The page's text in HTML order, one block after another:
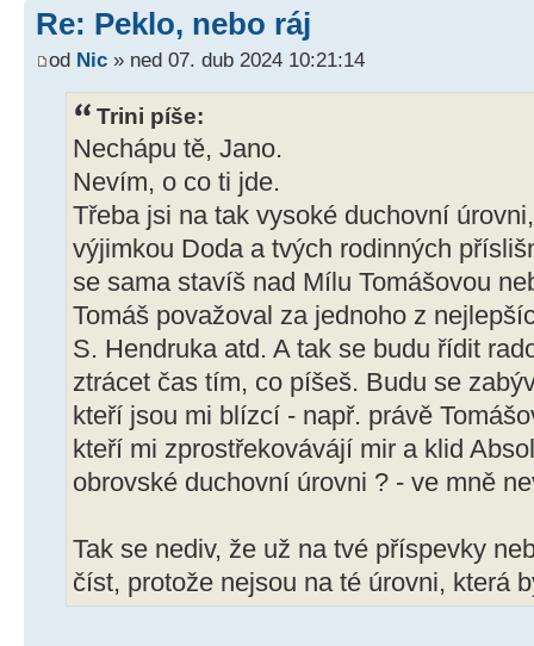
Re: Peklo, nebo ráj
od Nic » ned 07. dub 2024 10:21:14
Trini píše:
Nechápu tě, Jano.
Nevím, o co ti jde.
Třeba jsi na tak vysoké duchovní
výjimkou Doda a tvých rodinných
se sama stavíš nad Mílu Tomášovou
Tomáš považoval za jednoho z
S. Hendruka atd. A tak se budu řídit
ztrácet čas tím, co píšeš. Budu se
kteří jsou mi blízcí - např. právě
kteří mi zprostřekovávájí mir a klid
obrovské duchovní úrovni ? - ve mně
Tak se nediv, že už na tvé příspevky
číst, protože nejsou na té úrovni, která